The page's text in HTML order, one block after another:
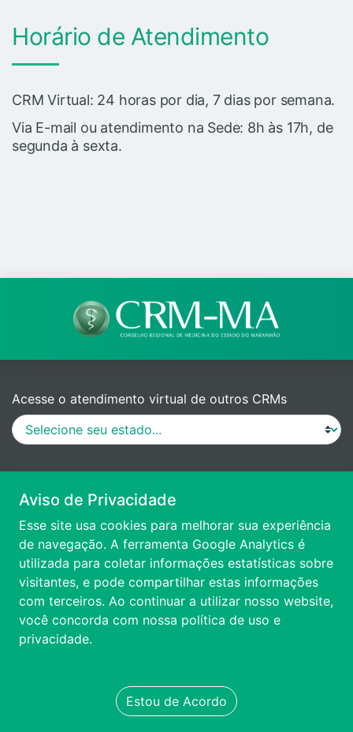
Horário de Atendimento
CRM Virtual: 24 horas por dia, 7 dias por semana.
Via E-mail ou atendimento na Sede: 8h às 17h, de
segunda à sexta.
Aviso de Privacidade
Esse site usa cookies para melhorar sua experiência
de navegação. A ferramenta Google Analytics é
utilizada para coletar informações estatísticas sobre
visitantes, e pode compartilhar estas informações
com terceiros. Ao continuar a utilizar nosso website,
você concorda com nossa política de uso e
privacidade.
Estou de Acordo
Acesse o atendimento virtual de outros CRMs
VÍDEO DE APRESENTAÇÃO
ACESSIBILIDADE
FALE CONOSCO
TRANSPARÊNCIA